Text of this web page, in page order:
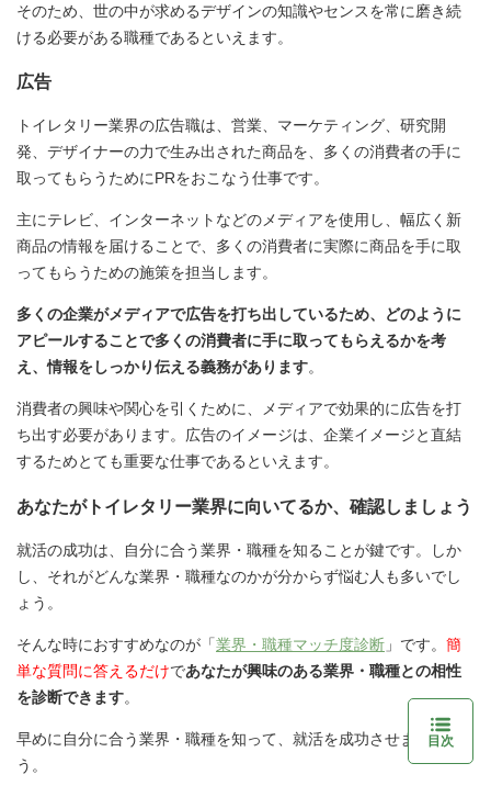
そのため、世の中が求めるデザインの知識やセンスを常に磨き続
ける必要がある職種であるといえます。
広告
トイレタリー業界の広告職は、営業、マーケティング、研究開
発、デザイナーの力で生み出された商品を、多くの消費者の手に
取ってもらうためにPRをおこなう仕事です。
主にテレビ、インターネットなどのメディアを使用し、幅広く新
商品の情報を届けることで、多くの消費者に実際に商品を手に取
ってもらうための施策を担当します。
多くの企業がメディアで広告を打ち出しているため、どのように
アピールすることで多くの消費者に手に取ってもらえるかを考
え、情報をしっかり伝える義務があります。
消費者の興味や関心を引くために、メディアで効果的に広告を打
ち出す必要があります。広告のイメージは、企業イメージと直結
するためとても重要な仕事であるといえます。
あなたがトイレタリー業界に向いてるか、確認しましょう
就活の成功は、自分に合う業界・職種を知ることが鍵です。しか
し、それがどんな業界・職種なのかが分からず悩む人も多いでし
ょう。
そんな時におすすめなのが「業界・職種マッチ度診断 」です。 簡
単な質問に答えるだけであなたが興味のある業界・職種との相性
を診断できます。
早めに自分に合う業界・職種を知って、就活を成功させましょ
う。
目次